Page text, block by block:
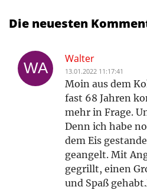
Die neuesten
Walter
13.01.2022 11:17:41
Moin aus dem
fast 68 Jahren
mehr in Frage.
Denn ich habe
dem Eis
geangelt. Mit
gegrillt, einen
und Spaß